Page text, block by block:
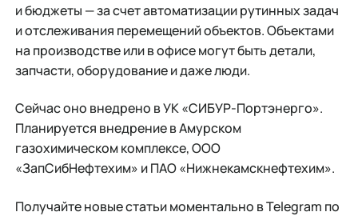
и бюджеты — за счет автоматизации рутинных задач
и отслеживания перемещений объектов. Объектами
на производстве или в офисе могут быть детали,
запчасти, оборудование и даже люди.
Сейчас оно внедрено в УК «СИБУР-Портэнерго».
Планируется внедрение в Амурском
газохимическом комплексе, ООО
«ЗапСибНефтехим» и ПАО «Нижнекамскнефтехим».
Получайте новые статьи моментально в Telegram по